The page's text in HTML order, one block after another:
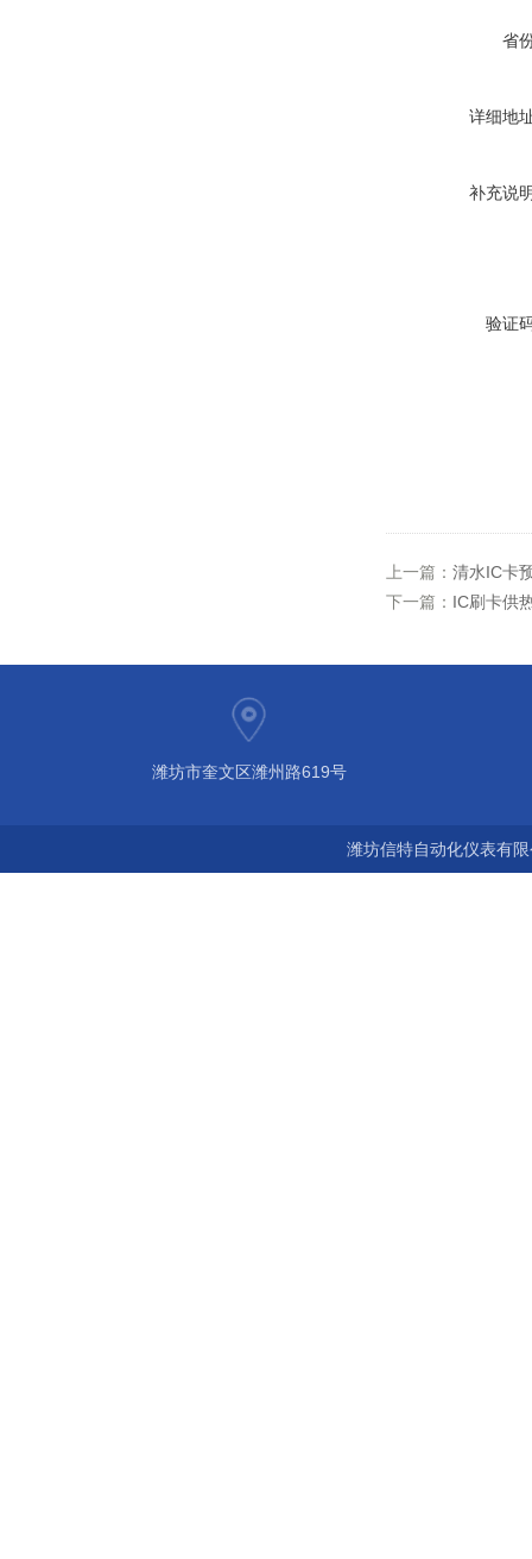
省
详细地
补充说
验证
上一篇： 清水IC卡
下一篇： IC刷卡供
潍坊市奎文区潍州路619号
潍坊信特自动化仪表有